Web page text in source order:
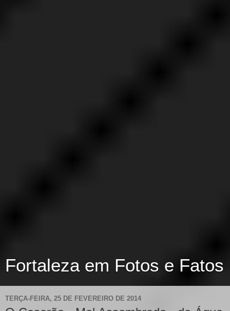
Fortaleza em Fotos e Fatos
TERÇA-FEIRA, 25 DE FEVEREIRO DE 2014